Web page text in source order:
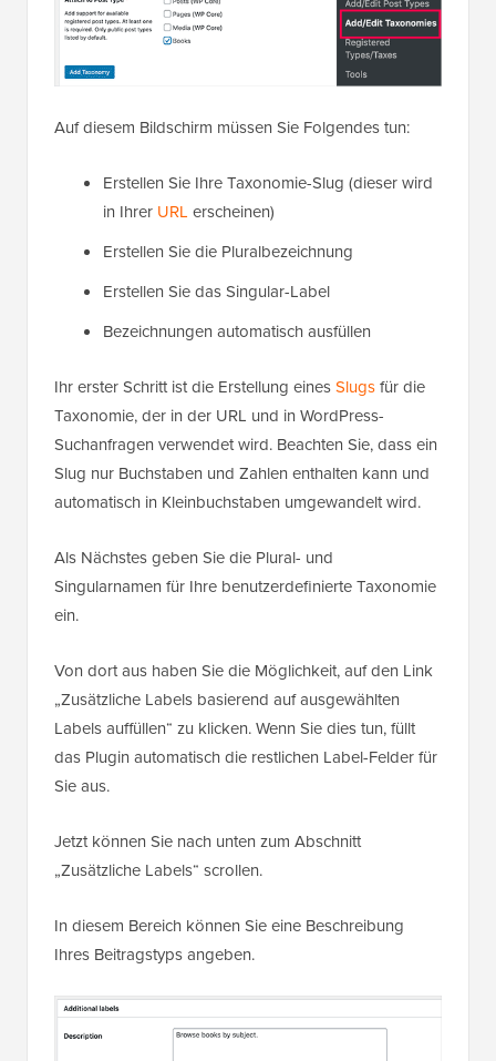
Auf diesem Bildschirm müssen Sie Folgendes tun:
Erstellen Sie Ihre Taxonomie-Slug (dieser wird
in Ihrer URL erscheinen)
Erstellen Sie die Pluralbezeichnung
Erstellen Sie das Singular-Label
Bezeichnungen automatisch ausfüllen
Ihr erster Schritt ist die Erstellung einesSlugsfür die
Taxonomie, der in der URL und in WordPress-
Suchanfragen verwendet wird. Beachten Sie, dass ein
Slug nur Buchstaben und Zahlen enthalten kann und
automatisch in Kleinbuchstaben umgewandelt wird.
Als Nächstes geben Sie die Plural- und
Singularnamen für Ihre benutzerdefinierte Taxonomie
ein.
Von dort aus haben Sie die Möglichkeit, auf den Link
„Zusätzliche Labels basierend auf ausgewählten
Labels auffüllen“ zu klicken. Wenn Sie dies tun, füllt
das Plugin automatisch die restlichen Label-Felder für
Sie aus.
Jetzt können Sie nach unten zum Abschnitt
„Zusätzliche Labels“ scrollen.
In diesem Bereich können Sie eine Beschreibung
Ihres Beitragstyps angeben.